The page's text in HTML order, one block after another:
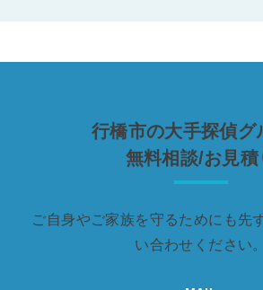
行橋市の大手探偵グ
無料相談/お見積
ご自身やご家族を守るためにも先
い合わせください。